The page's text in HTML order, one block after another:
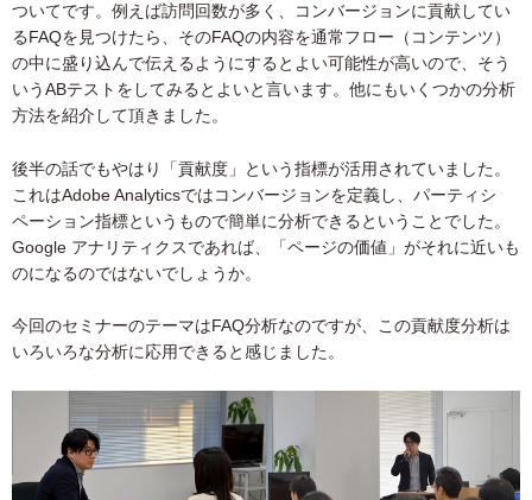
ついてです。例えば訪問回数が多く、コンバージョンに貢献してい
るFAQを見つけたら、そのFAQの内容を通常フロー（コンテンツ）
の中に盛り込んで伝えるようにするとよい可能性が高いので、そう
いうABテストをしてみるとよいと言います。他にもいくつかの分析
方法を紹介して頂きました。
後半の話でもやはり「貢献度」という指標が活用されていました。
これはAdobe Analyticsではコンバージョンを定義し、パーティシ
ペーション指標というもので簡単に分析できるということでした。
Google アナリティクスであれば、「ページの価値」がそれに近いも
のになるのではないでしょうか。
今回のセミナーのテーマはFAQ分析なのですが、この貢献度分析は
いろいろな分析に応用できると感じました。